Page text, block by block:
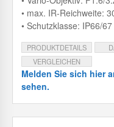
• max. IR-Reichweite:
• Schutzklasse: IP66/
PRODUKTDETAILS
VERGLEICHEN
Melden Sie sich hier
sehen.